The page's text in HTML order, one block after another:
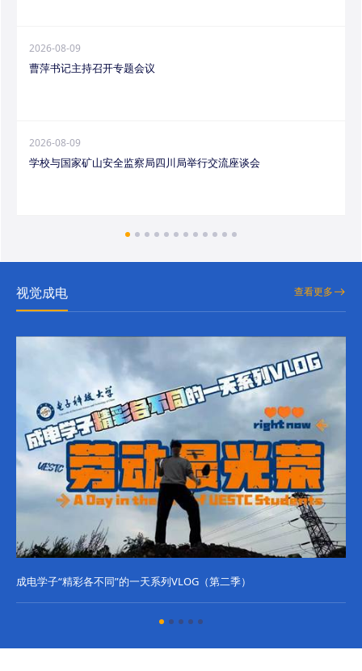
2026-08-09
曹萍书记主持召开专题会议
2026-08-09
学校与国家矿山安全监察局四川局举行交流座谈会
视觉成电 查看更多
成电学子“精彩各不同”的一天系列VLOG（第二季）